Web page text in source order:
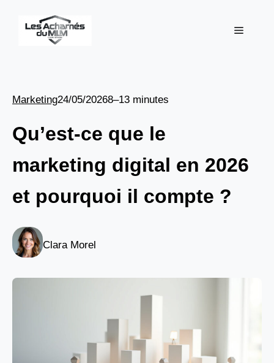
Menu
Marketing24/05/20268–13 minutes
Qu’est-ce que le
marketing digital en 2026
et pourquoi il compte ?
Clara Morel